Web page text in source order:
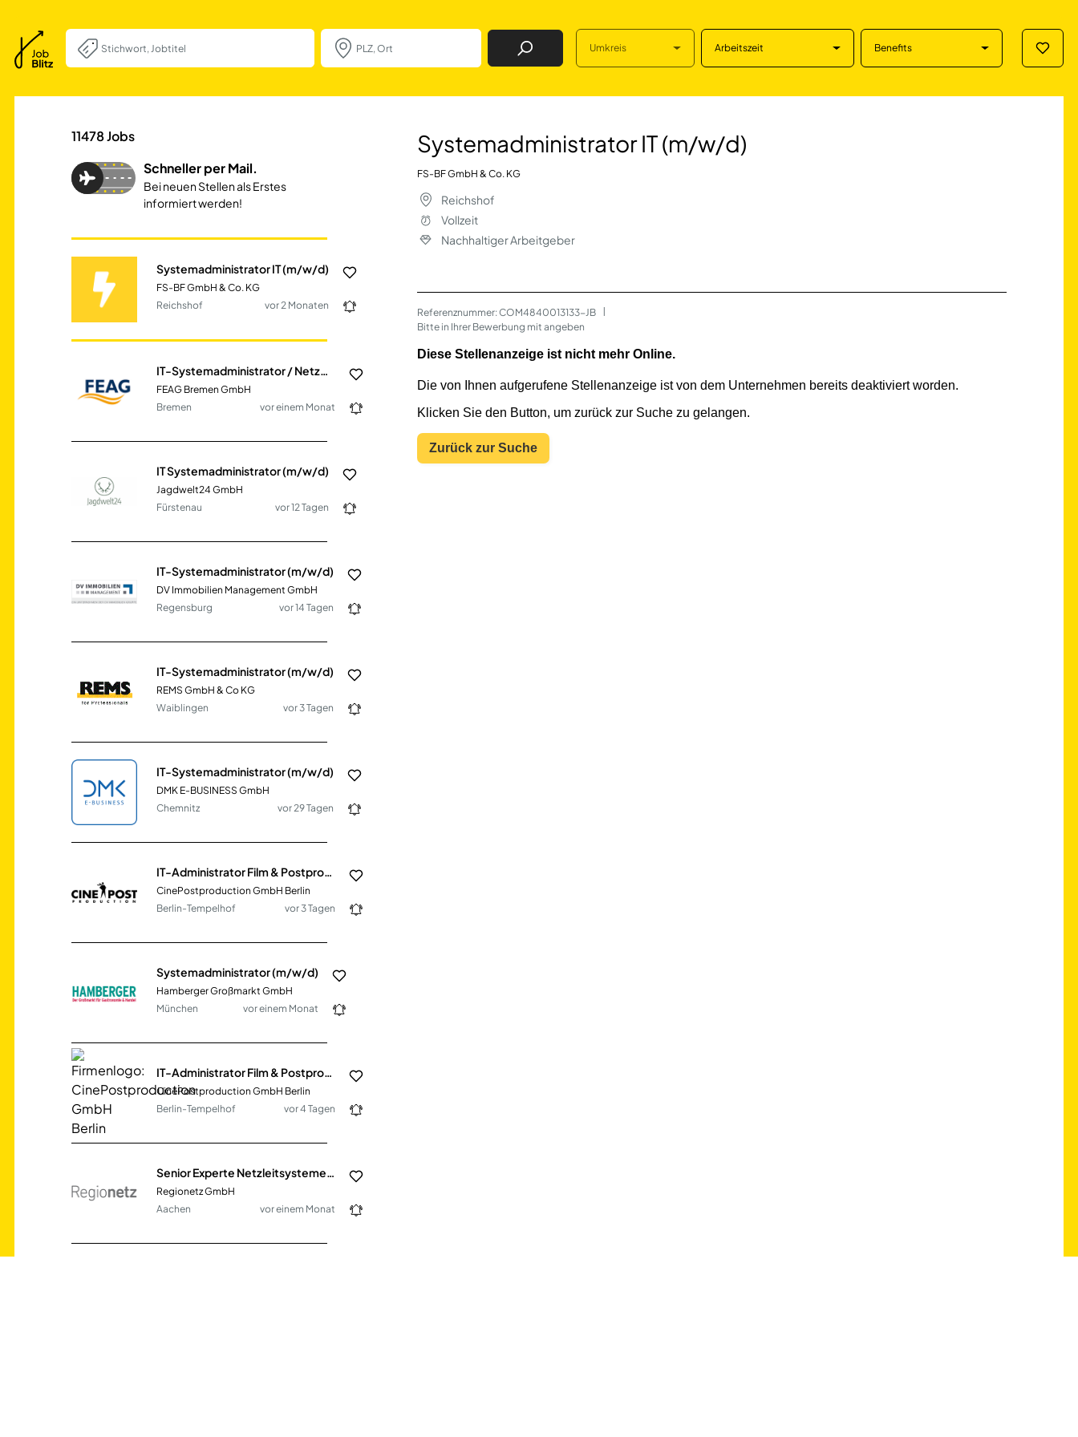
Job Finden Umkreis Arbeitszeit Benefits
Systemadministrator IT (m/w/d) in Reichshof
11478Jobs
Schneller per Mail.
Bei neuen Stellen als Erstes
informiert werden!
Systemadministrator IT (m/w/d)
FS-BF GmbH & Co. KG
Reichshof
vor 2 Monaten
IT-Systemadministrator / Netzwerkadministrator (m/w/d)
FEAG Bremen GmbH
Bremen
vor einem Monat
IT Systemadministrator (m/w/d)
Jagdwelt24 GmbH
Fürstenau
vor 12 Tagen
IT-Systemadministrator (m/w/d)
DV Immobilien Management GmbH
Regensburg
vor 14 Tagen
IT-Systemadministrator (m/w/d)
REMS GmbH & Co KG
Waiblingen
vor 3 Tagen
IT-Systemadministrator (m/w/d)
DMK E-BUSINESS GmbH
Chemnitz
vor 29 Tagen
IT-Administrator Film & Postproduktion (m/w/d)
CinePostproduction GmbH Berlin
Berlin-Tempelhof
vor 3 Tagen
Systemadministrator (m/w/d)
Hamberger Großmarkt GmbH
München
vor einem Monat
IT-Administrator Film & Postproduktion (m/w/d)
CinePostproduction GmbH Berlin
Berlin-Tempelhof
vor 4 Tagen
Regionetz GmbH
Aachen
vor einem Monat
Systemadministrator IT (m/w/d)
FS-BF GmbH & Co. KG
Reichshof
Vollzeit
Nachhaltiger Arbeitgeber
Referenznummer: COM4840013133-JB
Bitte in Ihrer Bewerbung mit angeben